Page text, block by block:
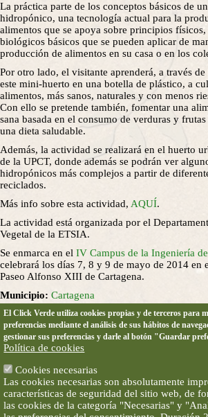
La práctica parte de los conceptos básicos de
hidropónico, una tecnología actual para la
alimentos que se apoya sobre principios
biológicos básicos que se pueden aplicar de
producción de alimentos en su casa o en los
Por otro lado, el visitante aprenderá, a través
este mini-huerto en una botella de plástico, a
alimentos, más sanos, naturales y con menos
Con ello se pretende también, fomentar una
sana basada en el consumo de verduras y
una dieta saludable.
Además, la actividad se realizará en el huerto
de la UPCT, donde además se podrán ver
hidropónicos más complejos a partir de
reciclados.
Más info sobre esta actividad, AQUÍ.
La actividad está organizada por el
Vegetal de la ETSIA.
Se enmarca en el IV Campus de la Ingeniería
celebrará los días 7, 8 y 9 de mayo de 2014 en
Paseo Alfonso XIII de Cartagena.
Municipio: Cartagena
Localidad:Cartagena
Lugar:UPCT Campus del Paseo Alfonso XIII
Organiza:IV Campus de la Ingeniería de la
Precio: Gratuita
El Click Verde utiliza cookies propias y de terceros para
preferencias mediante el análisis de sus hábitos de
gestionar sus preferencias y darle al botón "Guardar
Política de cookies
Cookies necesarias
Las cookies necesarias son absolutamente
características de seguridad del sitio web, de
las cookies de la categoría "Necesarias" y